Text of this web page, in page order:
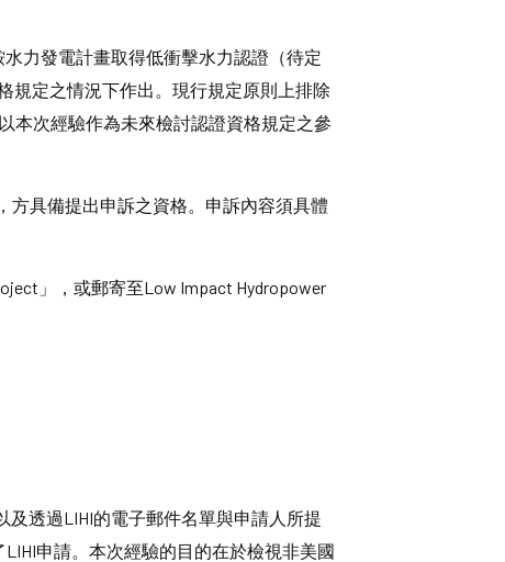
力發電計畫取得低衝擊水力認證（待定
規定之情況下作出。現行規定原則上排除
本次經驗作為未來檢討認證資格規定之參
方具備提出申訴之資格。申訴內容須具體
」，或郵寄至Low Impact Hydropower
及透過LIHI的電子郵件名單與申請人所提
申請。本次經驗的目的在於檢視非美國